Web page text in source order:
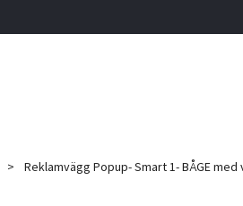
Reklamvägg Popup- Smart 1- BÅGE med